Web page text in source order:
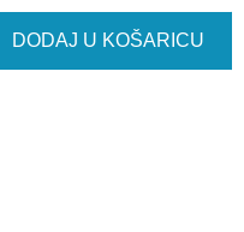
DODAJ U KOŠARICU